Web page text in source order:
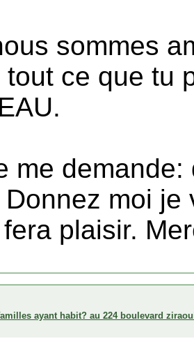
sommes
tout ce que tu
me
Donnez moi
plaisir.
ayant habit? au 224 boulevard